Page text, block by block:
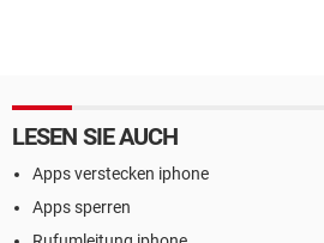
LESEN SIE AUCH
Apps verstecken iphone
Apps sperren